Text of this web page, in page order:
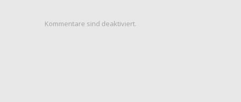
Kommentare sind deaktiviert.